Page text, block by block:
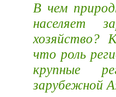
В чем
населяет
хозяйство?
что роль
крупные
зарубежной